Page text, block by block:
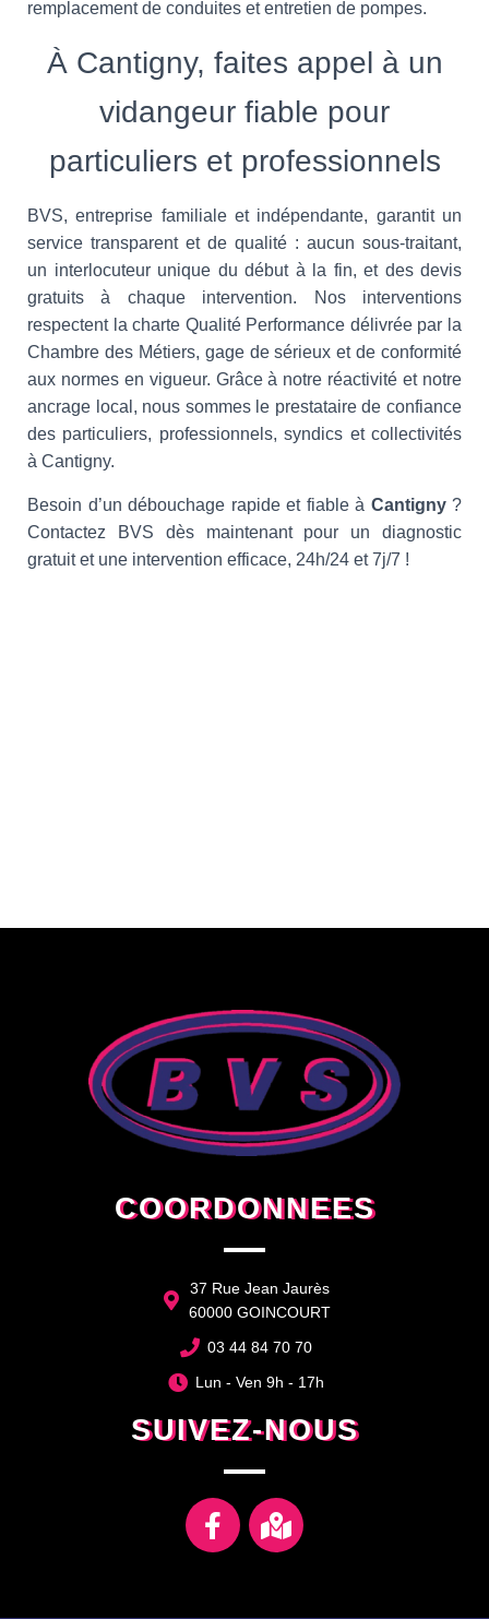
remplacement de conduites et entretien de pompes.
À Cantigny, faites appel à un
vidangeur fiable pour
particuliers et professionnels
BVS, entreprise familiale et indépendante, garantit un
service transparent et de qualité : aucun sous-traitant,
un interlocuteur unique du début à la fin, et des devis
gratuits à chaque intervention. Nos interventions
respectent la charte Qualité Performance délivrée par la
Chambre des Métiers, gage de sérieux et de conformité
aux normes en vigueur. Grâce à notre réactivité et notre
ancrage local, nous sommes le prestataire de confiance
des particuliers, professionnels, syndics et collectivités
à Cantigny.
Besoin d’un débouchage rapide et fiable à Cantigny?
Contactez BVS dès maintenant pour un diagnostic
gratuit et une intervention efficace, 24h/24 et 7j/7 !
COORDONNEES
37 Rue Jean Jaurès
60000 GOINCOURT
03 44 84 70 70
Lun - Ven 9h - 17h
SUIVEZ-NOUS